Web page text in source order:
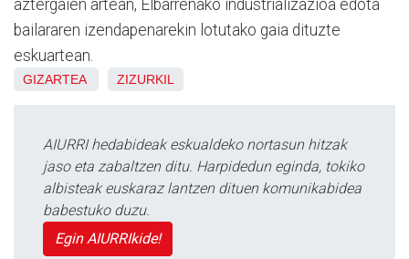
aztergaien artean, Elbarrenako industrializazioa edota
bailararen izendapenarekin lotutako gaia dituzte
eskuartean.
GIZARTEA ZIZURKIL
AIURRI hedabideak eskualdeko nortasun hitzak
jaso eta zabaltzen ditu. Harpidedun eginda, tokiko
albisteak euskaraz lantzen dituen komunikabidea
babestuko duzu.
Egin AIURRIkide!